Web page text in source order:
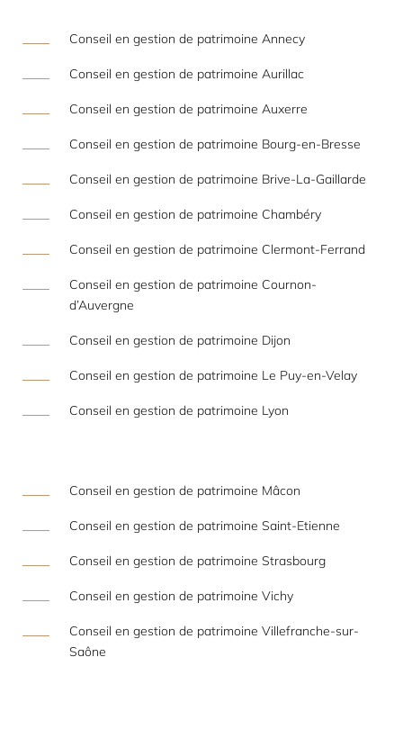
Conseil en gestion de patrimoine Annecy
Conseil en gestion de patrimoine Aurillac
Conseil en gestion de patrimoine Auxerre
Conseil en gestion de patrimoine Bourg-en-Bresse
Conseil en gestion de patrimoine Brive-La-Gaillarde
Conseil en gestion de patrimoine Chambéry
Conseil en gestion de patrimoine Clermont-Ferrand
Conseil en gestion de patrimoine Cournon-
d’Auvergne
Conseil en gestion de patrimoine Dijon
Conseil en gestion de patrimoine Le Puy-en-Velay
Conseil en gestion de patrimoine Lyon
Conseil en gestion de patrimoine Mâcon
Conseil en gestion de patrimoine Saint-Etienne
Conseil en gestion de patrimoine Strasbourg
Conseil en gestion de patrimoine Vichy
Conseil en gestion de patrimoine Villefranche-sur-
Saône